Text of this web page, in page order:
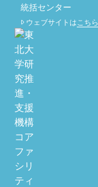
統括センター
ウェブサイトはこちら